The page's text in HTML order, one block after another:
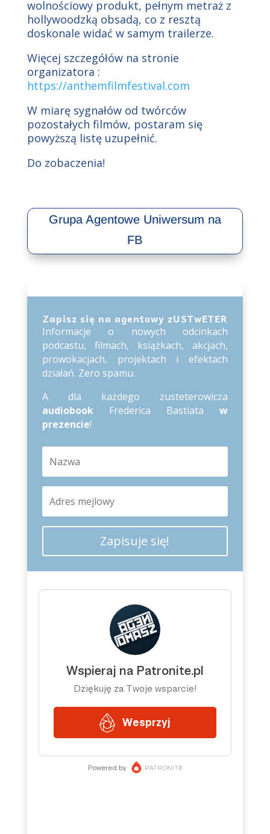
wolnościowy produkt, pełnym metraż z
hollywoodzką obsadą, co z resztą
doskonale widać w samym trailerze.
Więcej szczegółów na stronie
organizatora :
https://anthemfilmfestival.com
W miarę sygnałów od twórców
pozostałych filmów, postaram się
powyższą listę uzupełnić.
Do zobaczenia!
Grupa Agentowe Uniwersum na
FB
Zapisz się na agentowy zUSTwETER
Informacje o nowych odcinkach
podcastu, filmach, książkach, akcjach,
prowokacjach, projektach i efektach
działań. Zero spamu.
A dla każdego zusteterowicza
audiobookFrederica Bastiataw
prezencie!
Zapisuje się!